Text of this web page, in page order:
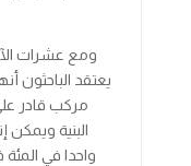
ومع عشرات
يعتقد الباحثون
مركب قادر
البنية ويمكن
واحدا في